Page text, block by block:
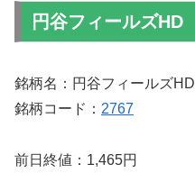
円谷フィールズHD
銘柄名：円谷フィールズHD
銘柄コード： 2767
前日終値：1,465円